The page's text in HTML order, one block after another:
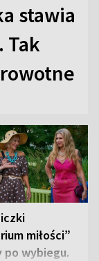
stawia
Tak
miłości”
po wybiegu.